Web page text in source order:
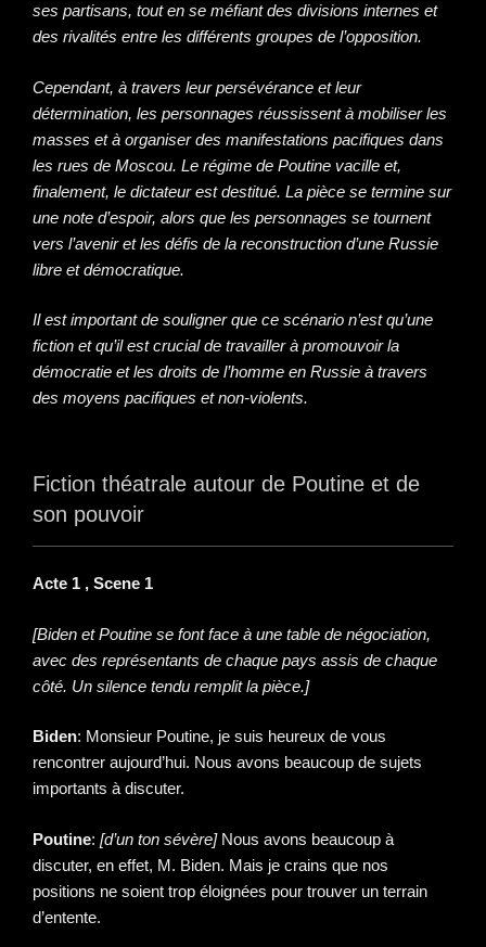
ses partisans, tout en se méfiant des divisions internes et
des rivalités entre les différents groupes de l’opposition.
Cependant, à travers leur persévérance et leur
détermination, les personnages réussissent à mobiliser les
masses et à organiser des manifestations pacifiques dans
les rues de Moscou. Le régime de Poutine vacille et,
finalement, le dictateur est destitué. La pièce se termine sur
une note d’espoir, alors que les personnages se tournent
vers l’avenir et les défis de la reconstruction d’une Russie
libre et démocratique.
Il est important de souligner que ce scénario n’est qu’une
fiction et qu’il est crucial de travailler à promouvoir la
démocratie et les droits de l’homme en Russie à travers
des moyens pacifiques et non-violents.
Fiction théatrale autour de Poutine et de
son pouvoir
Acte 1 , Scene 1
[Biden et Poutine se font face à une table de négociation,
avec des représentants de chaque pays assis de chaque
côté. Un silence tendu remplit la pièce.]
Biden: Monsieur Poutine, je suis heureux de vous
rencontrer aujourd’hui. Nous avons beaucoup de sujets
importants à discuter.
Poutine: [d’un ton sévère]Nous avons beaucoup à
discuter, en effet, M. Biden. Mais je crains que nos
positions ne soient trop éloignées pour trouver un terrain
d’entente.